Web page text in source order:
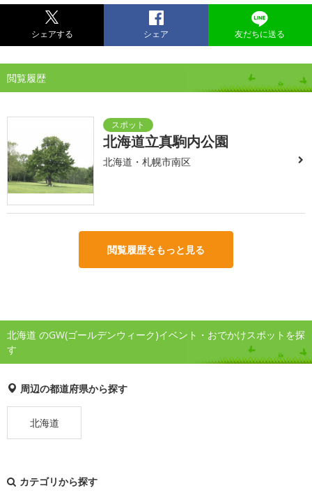
シェアする シェア 友だちに送る
閲覧履歴
北海道立真駒内公園
北海道・札幌市南区
閲覧履歴をもっと見る
北海道 のGW(ゴールデンウィーク)イベント・おでかけスポットを探
す
周辺の都道府県から探す
北海道
カテゴリから探す